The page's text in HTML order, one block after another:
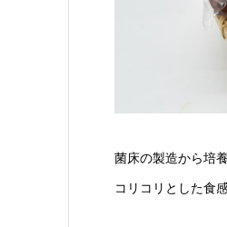
菌床の製造から培
コリコリとした食